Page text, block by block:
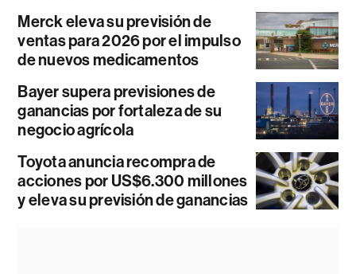
Merck eleva su previsión de
ventas para 2026 por el impulso
de nuevos medicamentos
Bayer supera previsiones de
ganancias por fortaleza de su
negocio agrícola
Toyota anuncia recompra de
acciones por US$6.300 millones
y eleva su previsión de ganancias